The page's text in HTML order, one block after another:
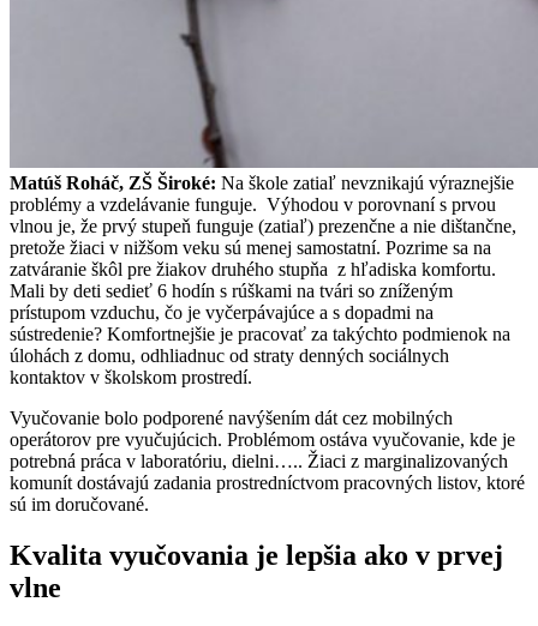
Matúš Roháč, ZŠ Široké: Na škole zatiaľ nevznikajú výraznejšie
problémy a vzdelávanie funguje. Výhodou v porovnaní s prvou
vlnou je, že prvý stupeň funguje (zatiaľ) prezenčne a nie dištančne,
pretože žiaci v nižšom veku sú menej samostatní. Pozrime sa na
zatváranie škôl pre žiakov druhého stupňa z hľadiska komfortu.
Mali by deti sedieť 6 hodín s rúškami na tvári so zníženým
prístupom vzduchu, čo je vyčerpávajúce a s dopadmi na
sústredenie? Komfortnejšie je pracovať za takýchto podmienok na
úlohách z domu, odhliadnuc od straty denných sociálnych
kontaktov v školskom prostredí.
Vyučovanie bolo podporené navýšením dát cez mobilných
operátorov pre vyučujúcich. Problémom ostáva vyučovanie, kde je
potrebná práca v laboratóriu, dielni….. Žiaci z marginalizovaných
komunít dostávajú zadania prostredníctvom pracovných listov, ktoré
sú im doručované.
Kvalita vyučovania je lepšia ako v prvej
vlne